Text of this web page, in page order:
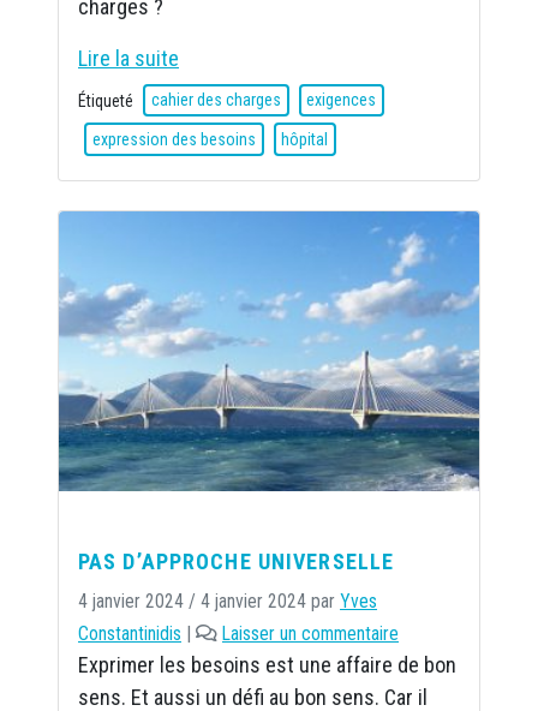
charges ?
Lire la suite
Étiqueté cahier des charges exigences
expression des besoins hôpital
PAS D’APPROCHE UNIVERSELLE
4 janvier 2024 / 4 janvier 2024 par Yves
Constantinidis | Laisser un commentaire
Exprimer les besoins est une affaire de bon
sens. Et aussi un défi au bon sens. Car il